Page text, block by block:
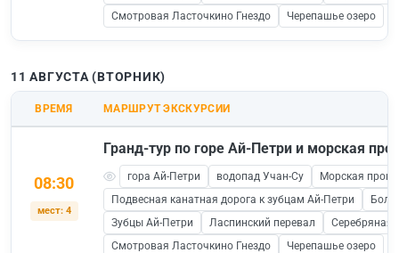
Смотровая Ласточкино Гнездо
Черепашье озеро
11 АВГУСТА (ВТОРНИК)
ВРЕМЯ МАРШРУТ ЭКСКУРСИИ
08:30
мест: 4
Гранд-тур по горе Ай-Петри и морская
гора Ай-Петри водопад Учан-Су
Морская
Подвесная канатная дорога к зубцам Ай-Петри
Зубцы Ай-Петри
Ласпинский перевал
Серебряная
Смотровая Ласточкино Гнездо
Черепашье озеро